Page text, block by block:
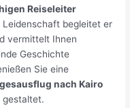
Reiseleiter
begleitet er
vermittelt Ihnen
Geschichte
Sie eine
nach Kairo
gestaltet.